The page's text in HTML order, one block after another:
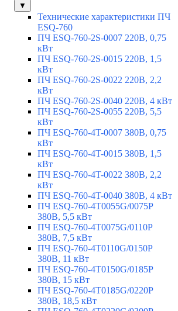
▼
Технические характеристики ПЧ
ESQ-760
ПЧ ESQ-760-2S-0007 220В, 0,75
кВт
ПЧ ESQ-760-2S-0015 220В, 1,5
кВт
ПЧ ESQ-760-2S-0022 220В, 2,2
кВт
ПЧ ESQ-760-2S-0040 220В, 4 кВт
ПЧ ESQ-760-2S-0055 220В, 5,5
кВт
ПЧ ESQ-760-4T-0007 380В, 0,75
кВт
ПЧ ESQ-760-4T-0015 380В, 1,5
кВт
ПЧ ESQ-760-4T-0022 380В, 2,2
кВт
ПЧ ESQ-760-4T-0040 380В, 4 кВт
ПЧ ESQ-760-4T0055G/0075P
380В, 5,5 кВт
ПЧ ESQ-760-4T0075G/0110P
380В, 7,5 кВт
ПЧ ESQ-760-4T0110G/0150P
380В, 11 кВт
ПЧ ESQ-760-4T0150G/0185P
380В, 15 кВт
ПЧ ESQ-760-4T0185G/0220P
380В, 18,5 кВт